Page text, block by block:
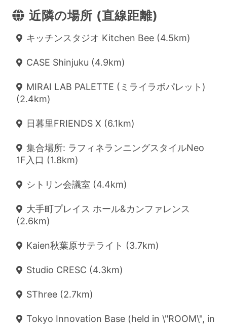
近隣の場所 (直線距離)
キッチンスタジオ Kitchen Bee (4.5km)
CASE Shinjuku (4.9km)
MIRAI LAB PALETTE (ミライラボパレット)
(2.4km)
日暮里FRIENDS X (6.1km)
集合場所: ラフィネランニングスタイルNeo
1F入口 (1.8km)
シトリン会議室 (4.4km)
大手町プレイス ホール&カンファレンス
(2.6km)
Kaien秋葉原サテライト (3.7km)
Studio CRESC (4.3km)
SThree (2.7km)
Tokyo Innovation Base (held in \"ROOM\", in